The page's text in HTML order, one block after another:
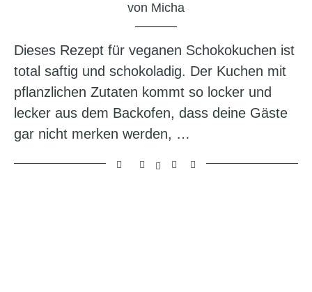
von Micha
Dieses Rezept für veganen Schokokuchen ist
total saftig und schokoladig. Der Kuchen mit
pflanzlichen Zutaten kommt so locker und
lecker aus dem Backofen, dass deine Gäste
gar nicht merken werden, …